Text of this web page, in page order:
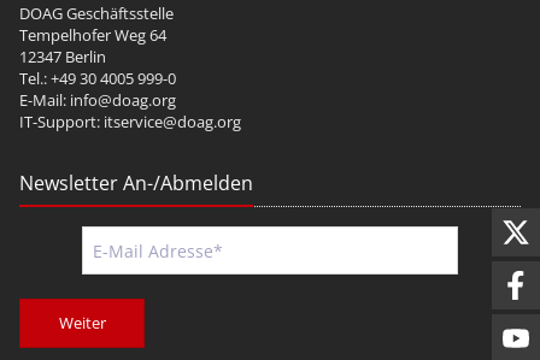
DOAG Geschäftsstelle
Tempelhofer Weg 64
12347 Berlin
Tel.: +49 30 4005 999-0
E-Mail: info@doag.org
IT-Support: itservice@doag.org
Newsletter An-/Abmelden
Weiter